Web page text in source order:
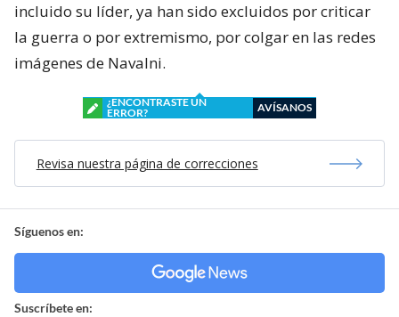
incluido su líder, ya han sido excluidos por criticar
la guerra o por extremismo, por colgar en las redes
imágenes de Navalni.
¿ENCONTRASTE UN
ERROR?
AVÍSANOS
Revisa nuestra página de correcciones
Síguenos en:
Suscríbete en: